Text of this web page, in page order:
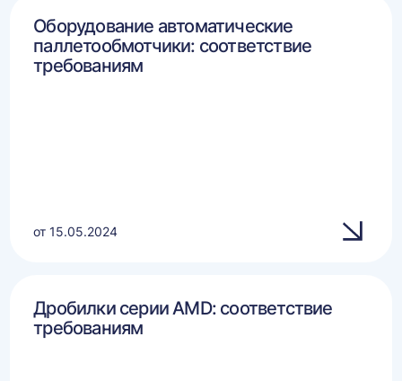
Оборудование автоматические
паллетообмотчики: соответствие
требованиям
от 15.05.2024
Дробилки серии AMD: соответствие
требованиям